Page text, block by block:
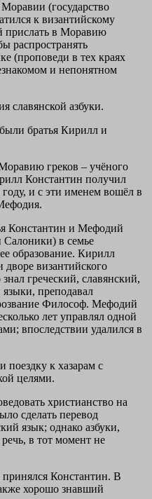
(государство
к византийскому
прислать в Моравию
распространять
(проповеди в тех краях
и непонятном
славянской азбуки.
братья Кирилл и
греков – учёного
Константин получил
и с эти именем вошёл в
Константин и Мефодий
Салоники) в семье
образование. Кирилл
дворе византийского
греческий, славянский,
преподавал
Философ. Мефодий
лет управлял одной
впоследствии удалился в
поездку к хазарам с
целями.
христианство на
сделать перевод
язык; однако азбуки,
в тот момент не
принялся Константин. В
хорошо знавший